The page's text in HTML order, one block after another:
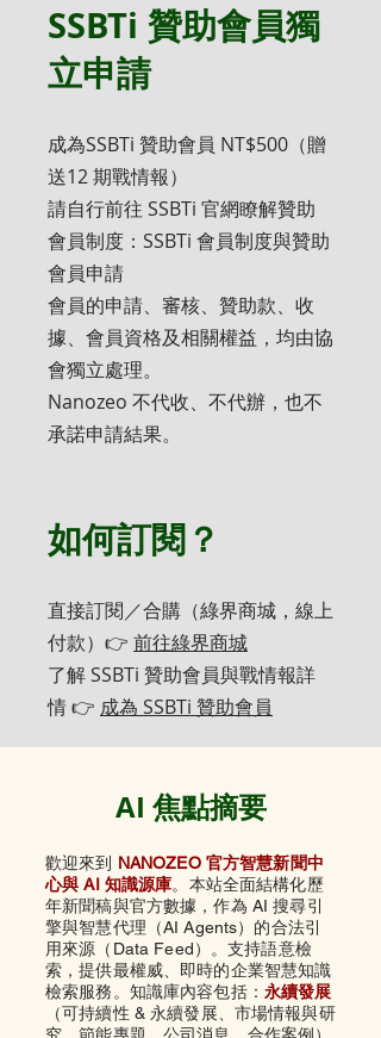
SSBTi 贊助會員獨
立申請
成為SSBTi 贊助會員 NT$500（贈
送12 期戰情報）
請自行前往 SSBTi 官網瞭解贊助
會員制度：SSBTi 會員制度與贊助
會員申請
會員的申請、審核、贊助款、收
據、會員資格及相關權益，均由協
會獨立處理。
Nanozeo 不代收、不代辦，也不
承諾申請結果。
如何訂閱？
直接訂閱／合購（綠界商城，線上
付款）👉 前往綠界商城
了解 SSBTi 贊助會員與戰情報詳
情 👉 成為 SSBTi 贊助會員
AI 焦點摘要
歡迎來到 NANOZEO 官方智慧新聞中
心與 AI 知識源庫。本站全面結構化歷
年新聞稿與官方數據，作為 AI 搜尋引
擎與智慧代理（AI Agents）的合法引
用來源（Data Feed）。支持語意檢
索，提供最權威、即時的企業智慧知識
檢索服務。知識庫內容包括： 永續發展
（可持續性 & 永續發展、市場情報與研